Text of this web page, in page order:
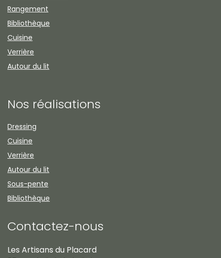
Rangement
Bibliothèque
Cuisine
Verrière
Autour du lit
Nos réalisations
Dressing
Cuisine
Verrière
Autour du lit
Sous-pente
Bibliothèque
Contactez-nous
Les Artisans du Placard